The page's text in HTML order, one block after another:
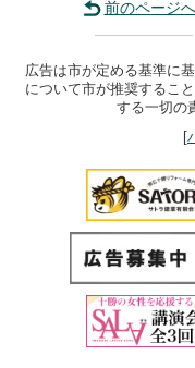
前のページ
広告は市が定める基準に
について市が推奨するこ
する一切の
[